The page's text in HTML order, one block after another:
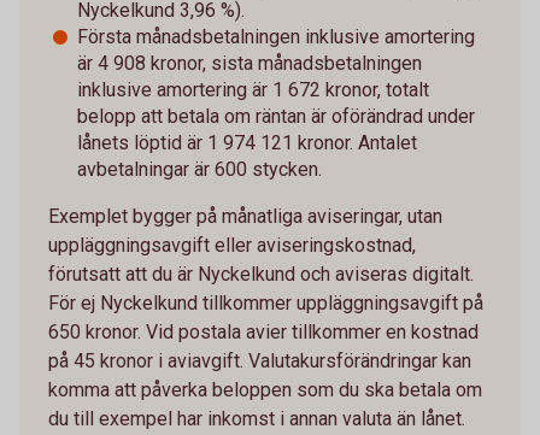
Nyckelkund 3,96 %).
Första månadsbetalningen inklusive amortering
är 4 908 kronor, sista månadsbetalningen
inklusive amortering är 1 672 kronor, totalt
belopp att betala om räntan är oförändrad under
lånets löptid är 1 974 121 kronor. Antalet
avbetalningar är 600 stycken.
Exemplet bygger på månatliga aviseringar, utan
uppläggningsavgift eller aviseringskostnad,
förutsatt att du är Nyckelkund och aviseras digitalt.
För ej Nyckelkund tillkommer uppläggningsavgift på
650 kronor. Vid postala avier tillkommer en kostnad
på 45 kronor i aviavgift. Valutakursförändringar kan
komma att påverka beloppen som du ska betala om
du till exempel har inkomst i annan valuta än lånet.